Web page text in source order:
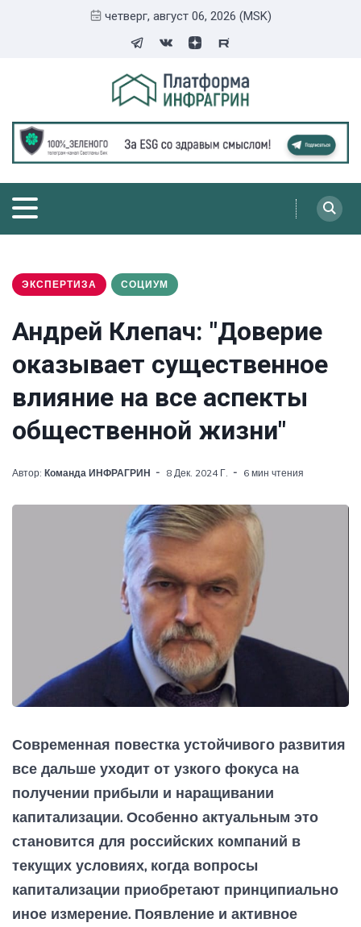
четверг, август 06, 2026 (MSK)
ЭКСПЕРТИЗА СОЦИУМ
Андрей Клепач: "Доверие
оказывает существенное
влияние на все аспекты
общественной жизни"
Автор: Команда ИНФРАГРИН 8 Дек. 2024 Г. 6 мин чтения
Современная повестка устойчивого развития
все дальше уходит от узкого фокуса на
получении прибыли и наращивании
капитализации. Особенно актуальным это
становится для российских компаний в
текущих условиях, когда вопросы
капитализации приобретают принципиально
иное измерение. Появление и активное